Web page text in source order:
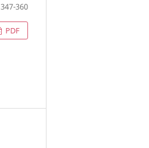
347-360
PDF